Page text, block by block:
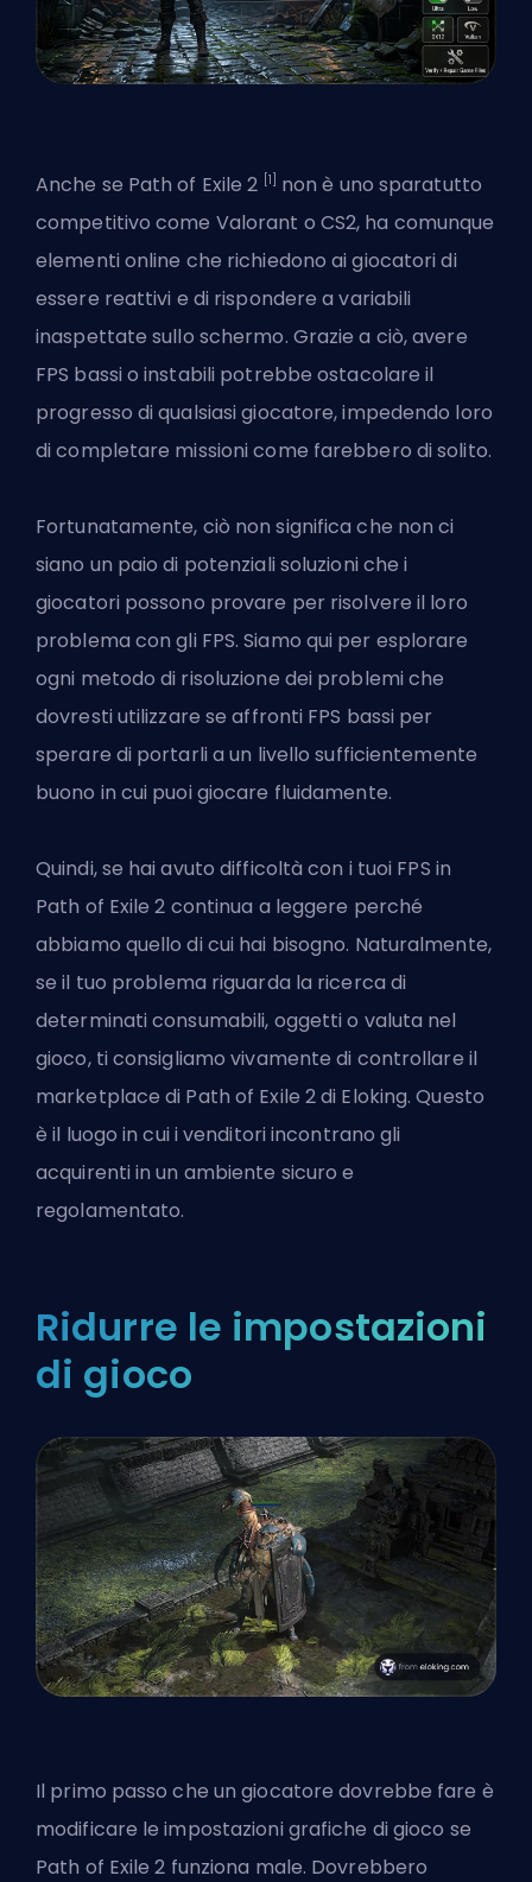
Anche se Path of Exile 2 [1] non è uno sparatutto
competitivo come Valorant o CS2, ha comunque
elementi online che richiedono ai giocatori di
essere reattivi e di rispondere a variabili
inaspettate sullo schermo. Grazie a ciò, avere
FPS bassi o instabili potrebbe ostacolare il
progresso di qualsiasi giocatore, impedendo loro
di completare missioni come farebbero di solito.
Fortunatamente, ciò non significa che non ci
siano un paio di potenziali soluzioni che i
giocatori possono provare per risolvere il loro
problema con gli FPS. Siamo qui per esplorare
ogni metodo di risoluzione dei problemi che
dovresti utilizzare se affronti FPS bassi per
sperare di portarli a un livello sufficientemente
buono in cui puoi giocare fluidamente.
Quindi, se hai avuto difficoltà con i tuoi FPS in
Path of Exile 2 continua a leggere perché
abbiamo quello di cui hai bisogno. Naturalmente,
se il tuo problema riguarda la ricerca di
determinati consumabili, oggetti o valuta nel
gioco, ti consigliamo vivamente di controllare il
marketplace di Path of Exile 2 di Eloking. Questo
è il luogo in cui i venditori incontrano gli
acquirenti in un ambiente sicuro e
regolamentato.
Ridurre le impostazioni
di gioco
Il primo passo che un giocatore dovrebbe fare è
modificare le impostazioni grafiche di gioco se
Path of Exile 2 funziona male. Dovrebbero